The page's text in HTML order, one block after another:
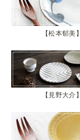
松本郁美
見野大介